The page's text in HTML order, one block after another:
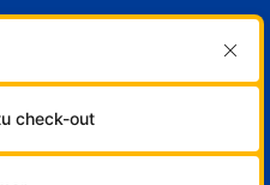
check-out